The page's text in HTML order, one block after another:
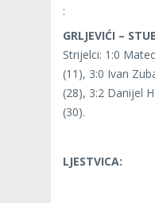
:
GRLJEVIĆI –
Strijelci: 1:0
(11), 3:0 Ivan
(28), 3:2 Danijel
(30).
LJESTVICA: